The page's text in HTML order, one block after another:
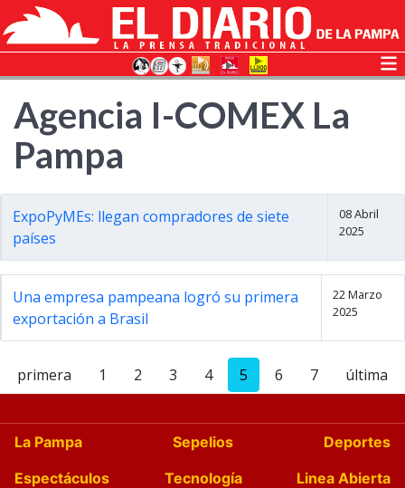
Agencia I-COMEX La
Pampa
ExpoPyMEs: llegan compradores de siete
países
08 Abril
2025
Una empresa pampeana logró su primera
exportación a Brasil
22 Marzo
2025
primera 1 2 3 4 5 6 7 última
La Pampa Sepelios
Deportes
Espectáculos
Tecnología
Linea Abierta